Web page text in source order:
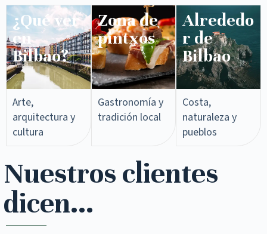
¿Qué ver
en
Bilbao?
Arte,
arquitectura y
cultura
Zona de
pintxos​
Gastronomía y
tradición local
Alrededo
r de
Bilbao
Costa,
naturaleza y
pueblos
Nuestros clientes
dicen...